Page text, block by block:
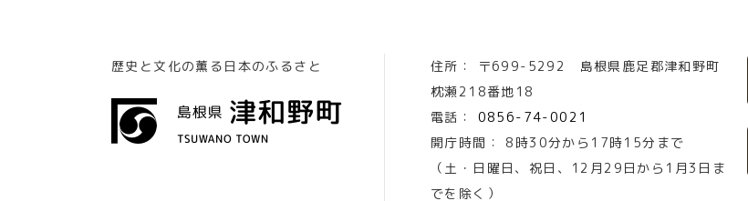
歴史と文化の薫る日本のふるさと 住所： 〒699-5292 島根県鹿足郡津和野町
枕瀬218番地18
電話：
0856-74-0021
開庁時間：
8時30分から17時15分まで
（土・日曜日、祝日、12月29日から1月3日ま
でを除く）